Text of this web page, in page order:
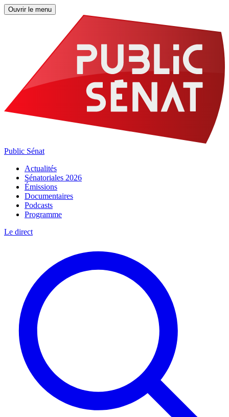
Ouvrir le menu
Public Sénat
Actualités
Sénatoriales 2026
Émissions
Documentaires
Podcasts
Programme
Le direct